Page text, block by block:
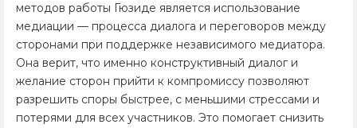
методов работы Гюзиде является использование
медиации — процесса диалога и переговоров между
сторонами при поддержке независимого медиатора.
Она верит, что именно конструктивный диалог и
желание сторон прийти к компромиссу позволяют
разрешить споры быстрее, с меньшими стрессами и
потерями для всех участников. Это помогает снизить